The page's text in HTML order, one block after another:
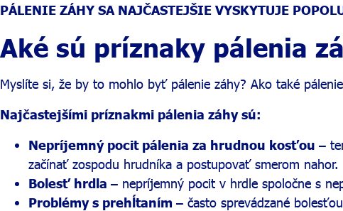
PÁLENIE ZÁHY SA NAJČASTEJŠIE VYSKYTUJE
Aké sú príznaky pálenia
Myslíte si, že by to mohlo byť pálenie záhy? Ako také
Najčastejšími príznakmi pálenia záhy sú:
Nepríjemný pocit pálenia za hrudnou kosťou –
začínať zospodu hrudníka a postupovať smerom nahor.
Bolesť hrdla – nepríjemný pocit v hrdle spoločne s
Problémy s prehĺtaním – často sprevádzané